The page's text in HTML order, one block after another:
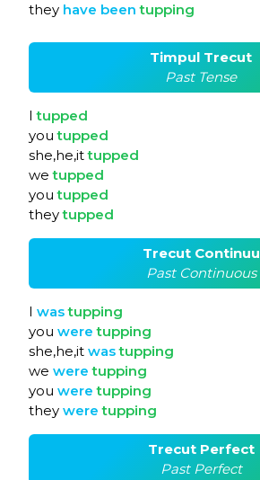
they have beentupping
Timpul Trecut
Past Tense
Itupped
youtupped
she,he,ittupped
wetupped
youtupped
theytupped
Trecut Continuu
Past Continuous
I wastupping
you weretupping
she,he,it wastupping
we weretupping
you weretupping
they weretupping
Trecut Perfect
Past Perfect